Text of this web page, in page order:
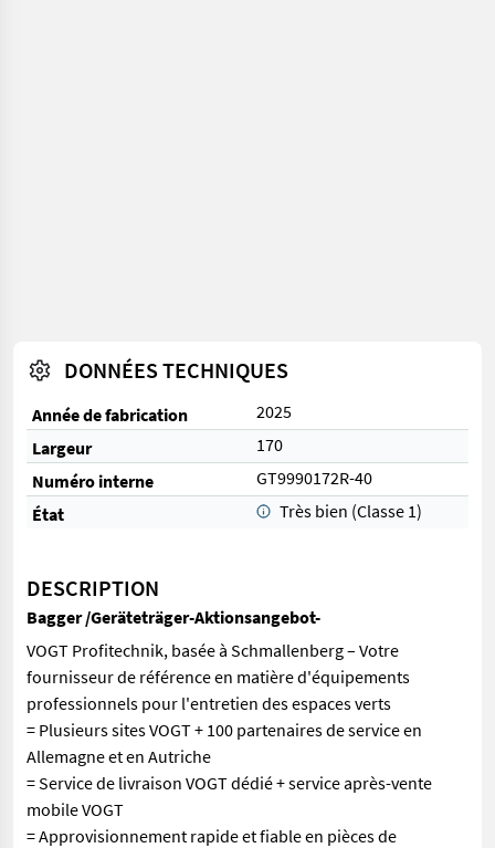
DONNÉES TECHNIQUES
Année de fabrication
2025
Largeur
170
Numéro interne
GT9990172R-40
État
Très bien (Classe 1)
DESCRIPTION
Bagger /Geräteträger-Aktionsangebot-
VOGT Profitechnik, basée à Schmallenberg – Votre
fournisseur de référence en matière d'équipements
professionnels pour l'entretien des espaces verts
= Plusieurs sites VOGT + 100 partenaires de service en
Allemagne et en Autriche
= Service de livraison VOGT dédié + service après-vente
mobile VOGT
= Approvisionnement rapide et fiable en pièces de